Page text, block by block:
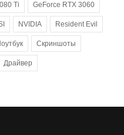
Ti GeForce RTX 3060
NVIDIA Resident Evil
Скриншоты
Драйвер